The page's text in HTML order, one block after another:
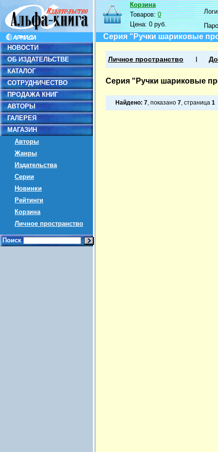
НОВОСТИ
ОБ ИЗДАТЕЛЬСТВЕ
КАТАЛОГ
СОТРУДНИЧЕСТВО
ПРОДАЖА КНИГ
АВТОРЫ
ГАЛЕРЕЯ
МАГАЗИН
Авторы
Жанры
Издательства
Серии
Новинки
Рейтинги
Корзина
Личное пространство
Поиск
Корзина
Товаров:0
Цена:0 руб.
Серия "Ручки шариковые
Личное пространство
Серия "Ручки шариковые
Найдено: 7, показано 7, страница 1